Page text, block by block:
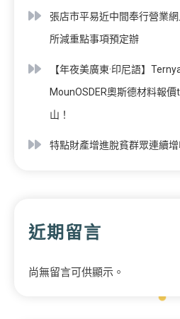
張店市平易近中間奉行營業
所減重點事項預定辦
【年夜美廣東·印尼語】
MounOSDER奧斯德材料報
山！
特點財產增進脫貧群眾連續
近期留言
尚無留言可供顯示。